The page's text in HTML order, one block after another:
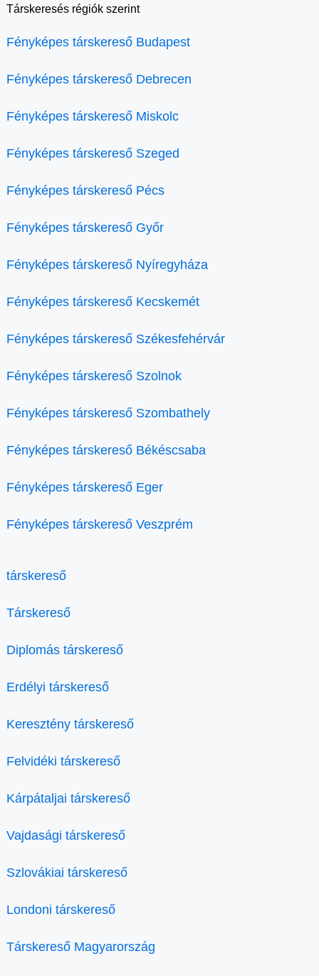
Társkeresés régiók szerint
Fényképes társkereső Budapest
Fényképes társkereső Debrecen
Fényképes társkereső Miskolc
Fényképes társkereső Szeged
Fényképes társkereső Pécs
Fényképes társkereső Győr
Fényképes társkereső Nyíregyháza
Fényképes társkereső Kecskemét
Fényképes társkereső Székesfehérvár
Fényképes társkereső Szolnok
Fényképes társkereső Szombathely
Fényképes társkereső Békéscsaba
Fényképes társkereső Eger
Fényképes társkereső Veszprém
társkereső
Társkereső
Diplomás társkereső
Erdélyi társkereső
Keresztény társkereső
Felvidéki társkereső
Kárpátaljai társkereső
Vajdasági társkereső
Szlovákiai társkereső
Londoni társkereső
Társkereső Magyarország